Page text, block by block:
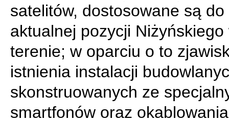
satelitów, dostosowane są do
aktualnej pozycji Niżyńskiego
terenie; w oparciu o to
istnienia instalacji
skonstruowanych ze
smartfonów oraz